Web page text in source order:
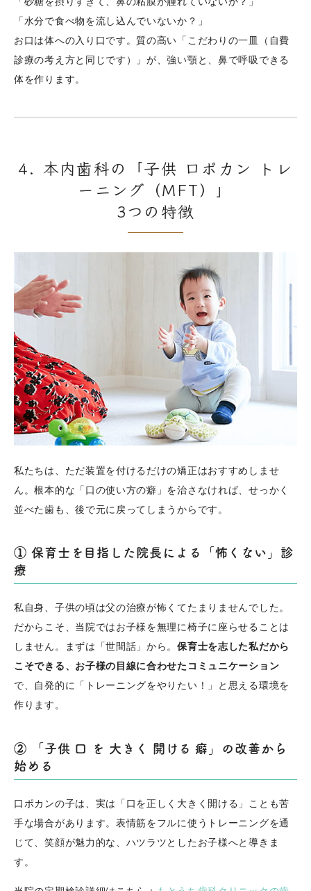
「水分で食べ物を流し込んでいないか？」
お口は体への入り口です。質の高い「こだわりの一皿（自費
診療の考え方と同じです）」が、強い顎と、鼻で呼吸できる
体を作ります。
4. 本内歯科の「子供 口ポカン トレ
ーニング（MFT）」
3つの特徴
私たちは、ただ装置を付けるだけの矯正はおすすめしませ
ん。根本的な「口の使い方の癖」を治さなければ、せっかく
並べた歯も、後で元に戻ってしまうからです。
① 保育士を目指した院長による「怖くない」診
療
私自身、子供の頃は父の治療が怖くてたまりませんでした。
だからこそ、当院ではお子様を無理に椅子に座らせることは
しません。まずは「世間話」から。保育士を志した私だから
こそできる、お子様の目線に合わせたコミュニケーション
で、自発的に「トレーニングをやりたい！」と思える環境を
作ります。
② 「子供 口 を 大きく 開ける 癖」の改善から
始める
口ポカンの子は、実は「口を正しく大きく開ける」ことも苦
手な場合があります。表情筋をフルに使うトレーニングを通
じて、笑顔が魅力的な、ハツラツとしたお子様へと導きま
す。